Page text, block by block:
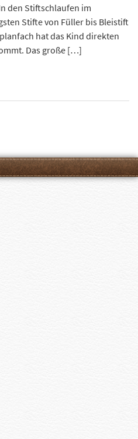
den Stiftschlaufen im
Stifte von Füller bis Bleistift
hat das Kind direkten
Das große […]